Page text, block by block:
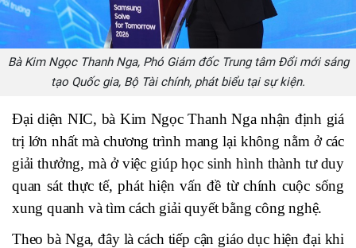
Bà Kim Ngọc Thanh Nga, Phó Giám đốc Trung tâm Đổi mới sáng
tạo Quốc gia, Bộ Tài chính, phát biểu tại sự kiện.
Đại diện NIC, bà Kim Ngọc Thanh Nga nhận định giá
trị lớn nhất mà chương trình mang lại không nằm ở các
giải thưởng, mà ở việc giúp học sinh hình thành tư duy
quan sát thực tế, phát hiện vấn đề từ chính cuộc sống
xung quanh và tìm cách giải quyết bằng công nghệ.
Theo bà Nga, đây là cách tiếp cận giáo dục hiện đại khi